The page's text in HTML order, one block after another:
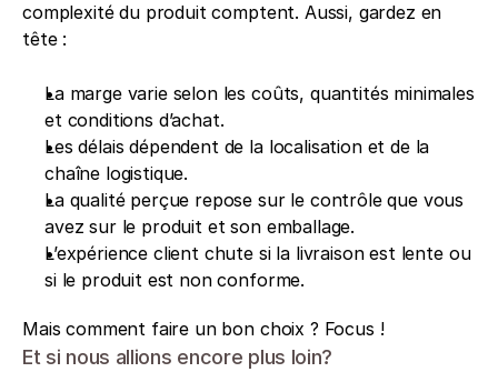
complexité du produit comptent. Aussi, gardez en
tête :
La marge varie selon les coûts, quantités minimales
et conditions d’achat.
Les délais dépendent de la localisation et de la
chaîne logistique.
La qualité perçue repose sur le contrôle que vous
avez sur le produit et son emballage.
L’expérience client chute si la livraison est lente ou
si le produit est non conforme.
Mais comment faire un bon choix ? Focus !
Et si nous allions encore plus loin?